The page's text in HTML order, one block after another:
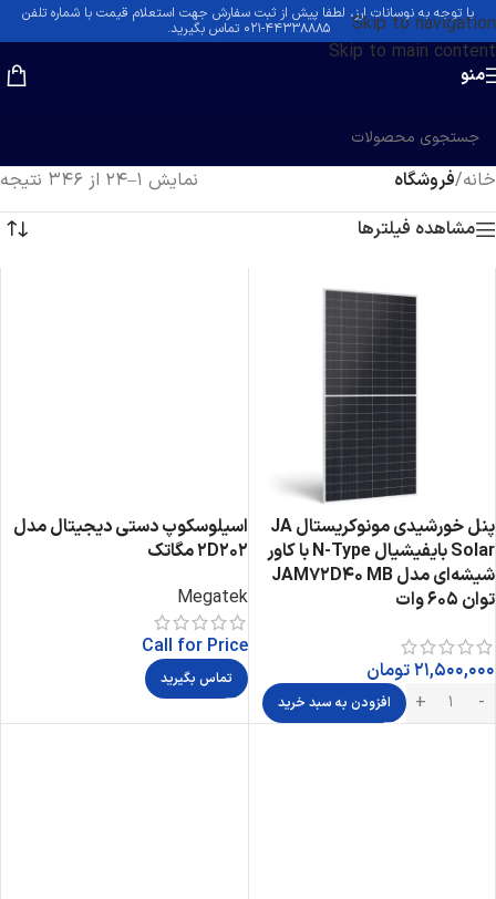
Skip to navigation
Skip to main content
با توجه به نوسانات ارز، لطفا پیش از ثبت سفارش جهت استعلام قیمت با شماره تلفن
۴۴۳۳۸۸۸۵-۰۲۱ تماس بگیرید.
منو
خانه/فروشگاه
نمایش 1–24 از 346 نتیجه
مشاهده فیلترها
پنل خورشیدی مونوکریستال JA
Solar بایفیشیال N-Type با کاور
شیشه‌ای مدل JAM72D40 MB
توان 605 وات
21,500,000تومان
افزودن به سبد خرید
اسیلوسکوپ دستی دیجیتال مدل
2D202 مگاتک
Megatek
Call for Price
تماس بگیرید